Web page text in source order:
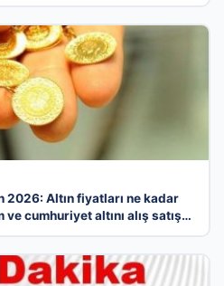
2026: Altın fiyatları ne kadar
cumhuriyet altını alış satış